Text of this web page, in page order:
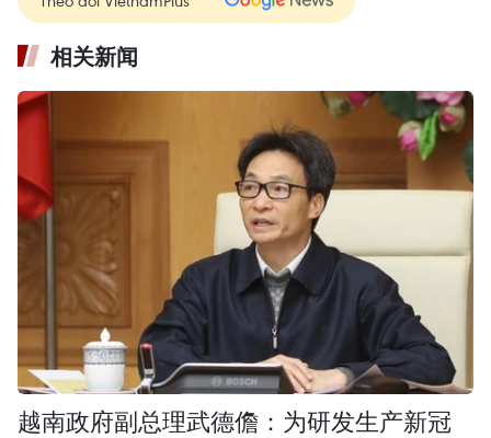
相关新闻
越南政府副总理武德儋：为研发生产新冠